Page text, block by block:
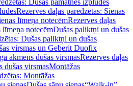
Dušas pamatnes izplūdes
Rezerves daļas paredzētas: Sienas
līmeņa notecēmRezerves daļas
līmeņa notecēmDušas paliktņi un dušas
Dušas paliktņi un dušas
virsmas un Geberit Duofix
akmens dušas virsmasRezerves daļas
dušas virsmasMontāžas
Montāžas